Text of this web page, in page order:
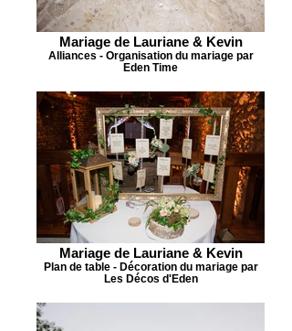
Mariage de Lauriane & Kevin
Alliances - Organisation du mariage par
Eden Time
Mariage de Lauriane & Kevin
Plan de table - Décoration du mariage par
Les Décos d'Eden